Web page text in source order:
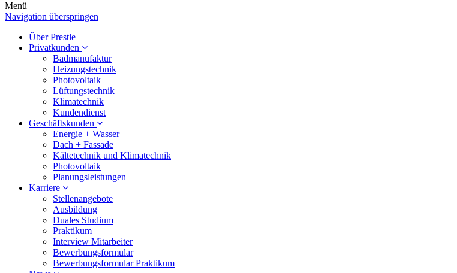
Menü
Navigation überspringen
Über Prestle
Privatkunden
Badmanufaktur
Heizungstechnik
Photovoltaik
Lüftungstechnik
Klimatechnik
Kundendienst
Geschäftskunden
Energie + Wasser
Dach + Fassade
Kältetechnik und Klimatechnik
Photovoltaik
Planungsleistungen
Karriere
Stellenangebote
Ausbildung
Duales Studium
Praktikum
Interview Mitarbeiter
Bewerbungsformular
Bewerbungsformular Praktikum